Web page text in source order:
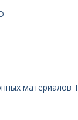
материалов